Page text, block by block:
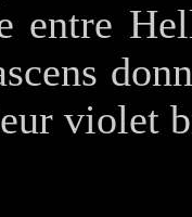
entre
violet